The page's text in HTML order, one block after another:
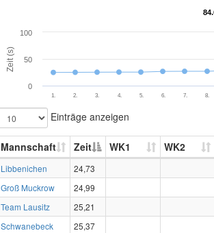
Zeit (s)
1. 2. 3. 4. 5. 6. 7. 8.
0
50
100
Einträge anzeigen
Mannschaft Zeit WK1 WK2
Libbenichen
24,73
Groß Muckrow
24,99
Team Lausitz
25,21
Schwanebeck
25,37